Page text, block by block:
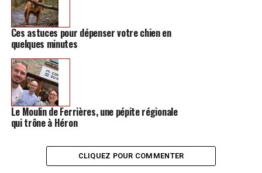
Ces astuces pour dépenser votre chien en
quelques minutes
Le Moulin de Ferrières, une pépite régionale
qui trône à Héron
CLIQUEZ POUR COMMENTER